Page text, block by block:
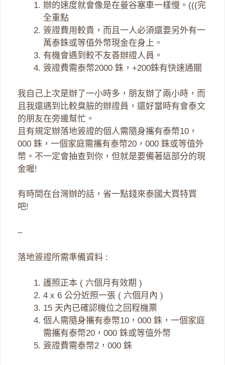
辦的速度就會像是在曼谷塞車一樣慢。(((完
全重點
簽證費用較貴，而且一人必須還要另外有一
萬泰銖或等值外幣現金在身上。
有機會遇到較不友善辦證人員。
簽證費需泰幣2000 銖，+200銖有快速通關
我自己上次是辦了一小時多，朋友辦了兩小時，而
且我還遇到比較臭臉的辦證員，還好當時有會泰文
的朋友在旁邊幫忙。
且有規定辦落地簽證的個人需隨身攜有泰幣10，
000 銖，一個家庭需攜有泰幣20，000 銖或等值外
幣。不一定會抽查到你，但就是要備著這部分的現
金喔!
有時間在台灣辦的話，省一點錢來泰國大買特買
吧!
–
落地簽證所需準備資料 :
護照正本 ( 六個月有效期 )
4 x 6 公分近照一張 ( 六個月內 )
15 天內已確認機位之回程機票
個人需隨身攜有泰幣10，000 銖，一個家庭
需攜有泰幣20，000 銖或等值外幣
簽證費需泰幣2，000 銖